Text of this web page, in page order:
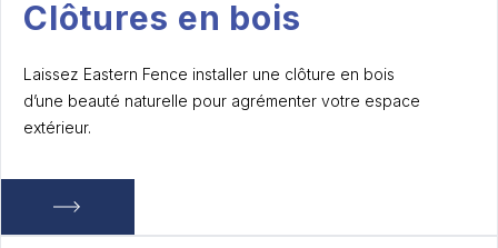
Clôtures en bois
Laissez Eastern Fence installer une clôture en bois
d’une beauté naturelle pour agrémenter votre espace
extérieur.